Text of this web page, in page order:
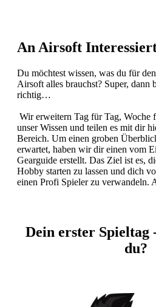
An Airsoft
Du möchtest wissen, was du für
Airsoft alles brauchst? Super, dann
richtig…
Wir erweitern Tag für Tag, Woche
unser Wissen und teilen es mit dir
Bereich. Um einen groben
erwartet, haben wir dir einen vom
Gearguide erstellt. Das Ziel ist es,
Hobby starten zu lassen und dich
einen Profi Spieler zu verwandeln.
Dein erster Spieltag
du?